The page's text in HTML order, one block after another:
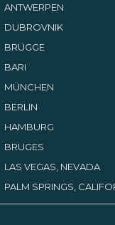
ANTWERPEN
DUBROVNIK
BRÜGGE
BARI
MÜNCHEN
BERLIN
HAMBURG
BRUGES
LAS VEGAS, NEVADA
PALM SPRINGS,